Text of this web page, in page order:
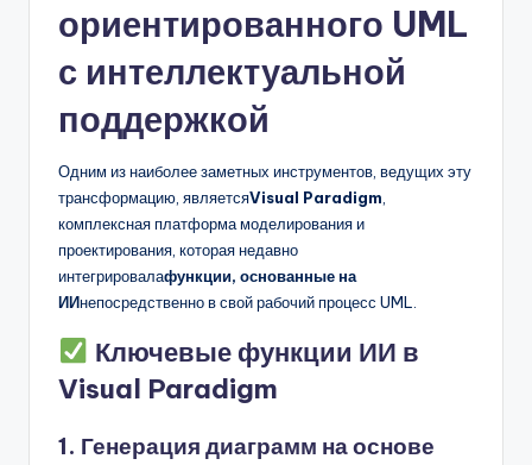
ориентированного UML
с интеллектуальной
поддержкой
Одним из наиболее заметных инструментов, ведущих эту
трансформацию, являетсяVisual Paradigm
комплексная платформа моделирования и
проектирования, которая недавно
интегрировалафункции, основанные на
ИИнепосредственно в свой рабочий процесс UML.
Ключевые функции ИИ в
Visual Paradigm
1. Генерация диаграмм на основе